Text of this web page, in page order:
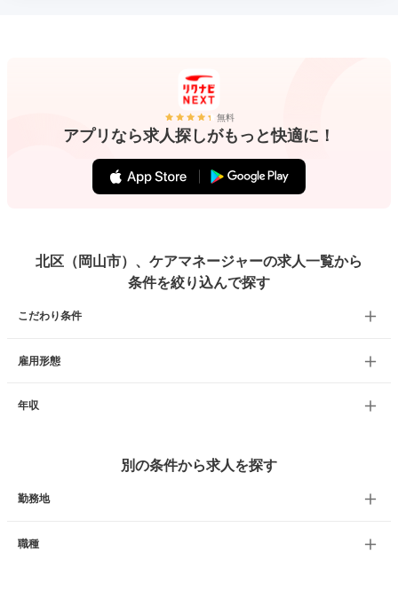
無料
アプリなら求人探しがもっと快適に！
北区（岡山市）、ケアマネージャーの求人一覧から
条件を絞り込んで探す
こだわり条件
雇用形態
年収
別の条件から求人を探す
勤務地
職種